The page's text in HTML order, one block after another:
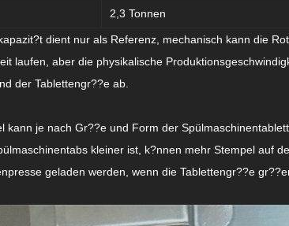
2,3 Tonnen
dient nur als Referenz, mechanisch kann die
laufen, aber die physikalische
der Tablettengr??e ab.
kann je nach Gr??e und Form der
kleiner ist, k?nnen mehr Stempel auf
geladen werden, wenn die Tablettengr??e